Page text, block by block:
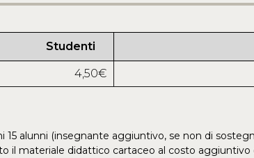
Studenti
4,50€
alunni (insegnante aggiuntivo, se non di
il materiale didattico cartaceo al costo aggiuntivo